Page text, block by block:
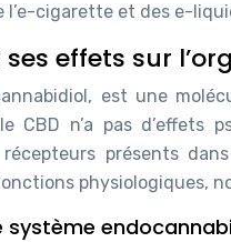
l’e-cigarette et des e-
ses effets sur
est une
CBD n’a pas d’effets
récepteurs présents
physiologiques,
système